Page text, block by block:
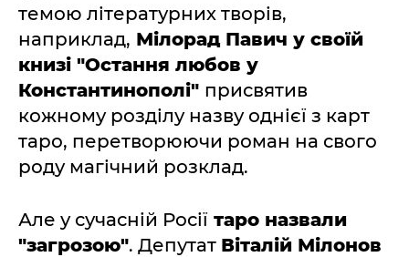
темою літературних творів,
наприклад, Мілорад Павич у своїй
книзі "Остання любов у
Константинополі" присвятив
кожному розділу назву однієї з карт
таро, перетворюючи роман на свого
роду магічний розклад.
Але у сучасній Росії таро назвали
"загрозою". Депутат Віталій Мілонов